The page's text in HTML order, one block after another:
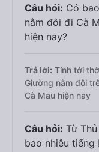
Câu hỏi: Có
nằm đôi đi Cà
hiện nay?
Trả lời: Tính tới
Giường nằm đôi
Cà Mau hiện nay
Câu hỏi: Từ
bao nhiêu tiếng